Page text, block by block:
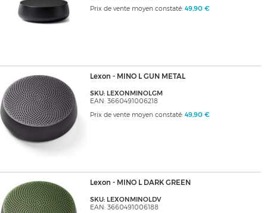
Prix de vente moyen constaté: 49,90 €
Lexon - MINO L GUN METAL
SKU: LEXONMINOLGM
EAN: 3660491006218
Prix de vente moyen constaté: 49,90 €
Lexon - MINO L DARK GREEN
SKU: LEXONMINOLDV
EAN: 3660491006188